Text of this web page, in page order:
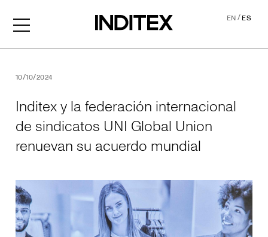
EN/ES
10/10/2024
Inditex y la federación internacional
de sindicatos UNI Global Union
renuevan su acuerdo mundial